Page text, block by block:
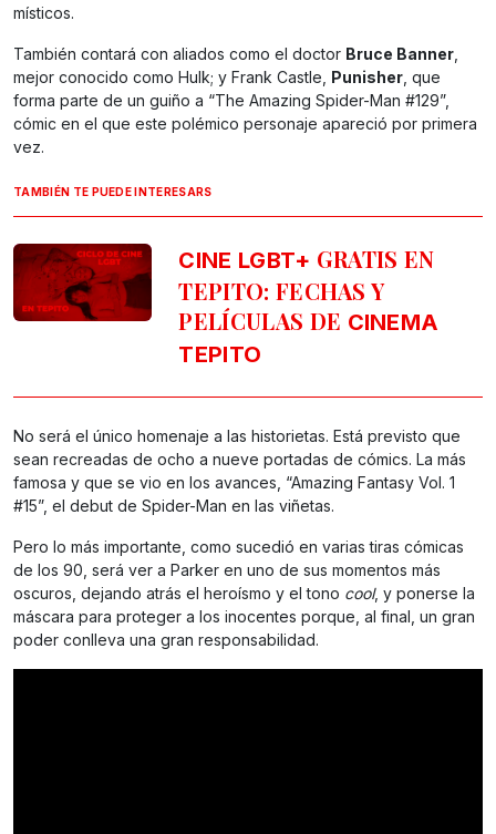
místicos.
También contará con aliados como el doctor Bruce Banner
mejor conocido como Hulk; y Frank Castle, Punisher , que
forma parte de un guiño a “The Amazing Spider-Man #129”,
cómic en el que este polémico personaje apareció por primera
vez.
TAMBIÉN TE PUEDE INTERESARS
CINE LGBT+ GRATIS EN
TEPITO: FECHAS Y
PELÍCULAS DE CINEMA
TEPITO
No será el único homenaje a las historietas. Está previsto que
sean recreadas de ocho a nueve portadas de cómics. La más
famosa y que se vio en los avances, “Amazing Fantasy Vol. 1
#15”, el debut de Spider-Man en las viñetas.
Pero lo más importante, como sucedió en varias tiras cómicas
de los 90, será ver a Parker en uno de sus momentos más
oscuros, dejando atrás el heroísmo y el tono cool, y ponerse la
máscara para proteger a los inocentes porque, al final, un gran
poder conlleva una gran responsabilidad.